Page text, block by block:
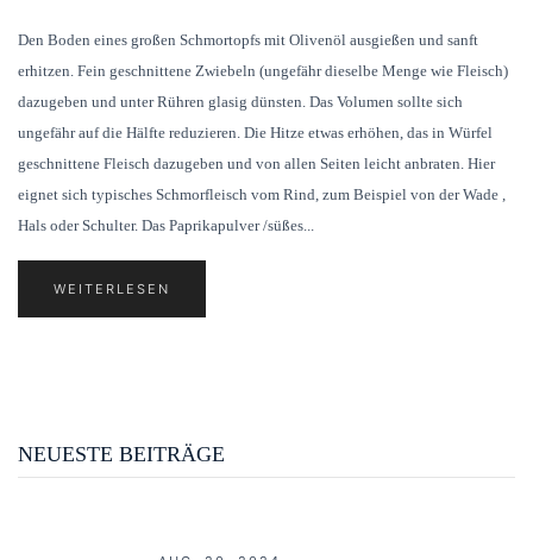
NEUESTE BEITRÄGE
Den Boden eines großen Schmortopfs mit Olivenöl ausgießen und sanft
erhitzen. Fein geschnittene Zwiebeln (ungefähr dieselbe Menge wie Fleisch)
dazugeben und unter Rühren glasig dünsten. Das Volumen sollte sich
ungefähr auf die Hälfte reduzieren. Die Hitze etwas erhöhen, das in Würfel
geschnittene Fleisch dazugeben und von allen Seiten leicht anbraten. Hier
eignet sich typisches Schmorfleisch vom Rind, zum Beispiel von der Wade ,
Hals oder Schulter. Das Paprikapulver /süßes...
WEITERLESEN